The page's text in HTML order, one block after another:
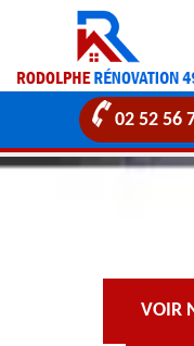
02 52 56
VOIR